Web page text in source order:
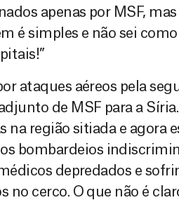
apenas por MSF,
é simples e não sei
ataques aéreos pela
de MSF para a Síria.
na região sitiada e agora
bombardeios
depredados e
no cerco. O que não é